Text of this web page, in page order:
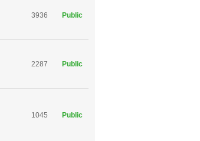
3936 Public
2287 Public
1045 Public